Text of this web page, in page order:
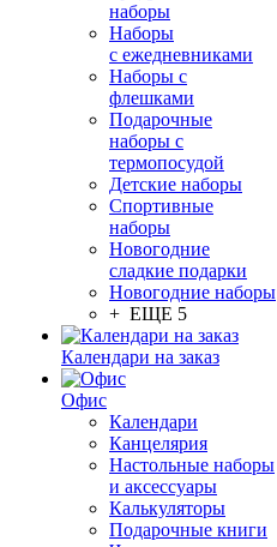
наборы
Наборы
с ежедневниками
Наборы с
флешками
Подарочные
наборы с
термопосудой
Детские наборы
Спортивные
наборы
Новогодние
сладкие подарки
Новогодние наборы
+ ЕЩЕ 5
Календари на заказ
Офис
Календари
Канцелярия
Настольные наборы
и аксессуары
Калькуляторы
Подарочные книги